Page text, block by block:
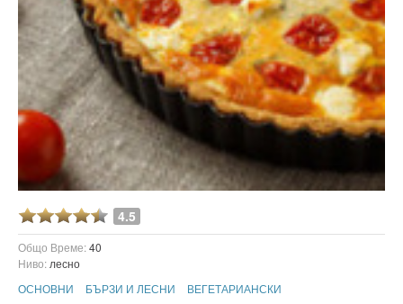
4.5
Общо Време:40
Ниво: лесно
ОСНОВНИ
БЪРЗИ И ЛЕСНИ ВЕГЕТАРИАНСКИ